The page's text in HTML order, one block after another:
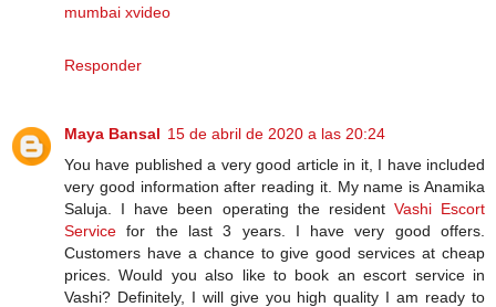
mumbai xvideo
Responder
Maya Bansal 15 de abril de 2020 a las 20:24
You have published a very good article in it, I have included
very good information after reading it. My name is Anamika
Saluja. I have been operating the resident Vashi Escort
Service for the last 3 years. I have very good offers.
Customers have a chance to give good services at cheap
prices. Would you also like to book an escort service in
Vashi? Definitely, I will give you high quality I am ready to